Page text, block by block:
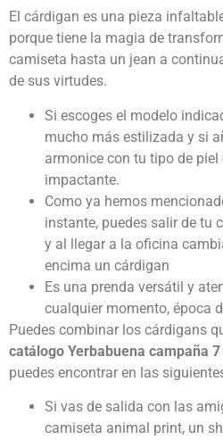
El cárdigan es una pieza
porque tiene la magia de
camiseta hasta un jean a
de sus virtudes.
Si escoges el modelo
mucho más estilizada y si
armonice con tu tipo de
impactante.
Como ya hemos
instante, puedes salir de tu
y al llegar a la oficina
encima un cárdigan
Es una prenda versátil y
cualquier momento, época
Puedes combinar los cárdigans
catálogo Yerbabuena campaña
puedes encontrar en las
Si vas de salida con las
camiseta animal print, un